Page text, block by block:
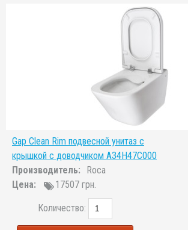
Gap Clean Rim подвесной унитаз с
крышкой с доводчиком A34H47C000
Производитель:
Roca
Цена:
17507 грн.
Количество: